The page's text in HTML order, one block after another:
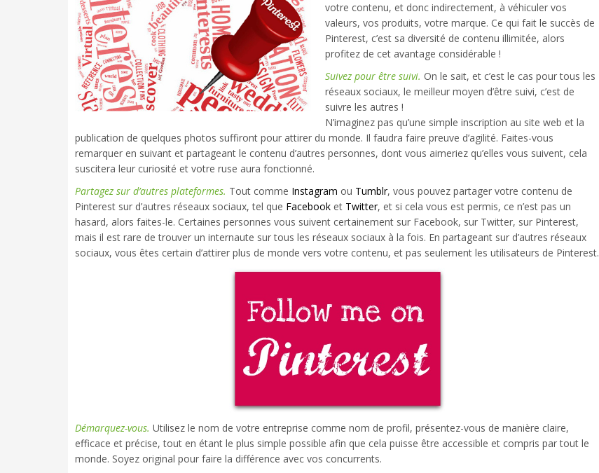
votre contenu, et donc indirectement, à véhiculer vos
valeurs, vos produits, votre marque. Ce qui fait le succès de
Pinterest, c’est sa diversité de contenu illimitée, alors
profitez de cet avantage considérable !
Suivez pour être suivi. On le sait, et c’est le cas pour tous les
réseaux sociaux, le meilleur moyen d’être suivi, c’est de
suivre les autres !
N’imaginez pas qu’une simple inscription au site web et la
publication de quelques photos suffiront pour attirer du monde. Il faudra faire preuve d’agilité. Faites-vous
remarquer en suivant et partageant le contenu d’autres personnes, dont vous aimeriez qu’elles vous suivent, cela
suscitera leur curiosité et votre ruse aura fonctionné.
Partagez sur d’autres plateformes. Tout comme Instagram ou Tumblr, vous pouvez partager votre contenu de
Pinterest sur d’autres réseaux sociaux, tel que Facebook et Twitter, et si cela vous est permis, ce n’est pas un
hasard, alors faites-le. Certaines personnes vous suivent certainement sur Facebook, sur Twitter, sur Pinterest,
mais il est rare de trouver un internaute sur tous les réseaux sociaux à la fois. En partageant sur d’autres réseaux
sociaux, vous êtes certain d’attirer plus de monde vers votre contenu, et pas seulement les utilisateurs de Pinterest.
Démarquez-vous. Utilisez le nom de votre entreprise comme nom de profil, présentez-vous de manière claire,
efficace et précise, tout en étant le plus simple possible afin que cela puisse être accessible et compris par tout le
monde. Soyez original pour faire la différence avec vos concurrents.